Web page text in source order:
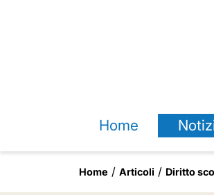
Home
Home Articoli Diritto